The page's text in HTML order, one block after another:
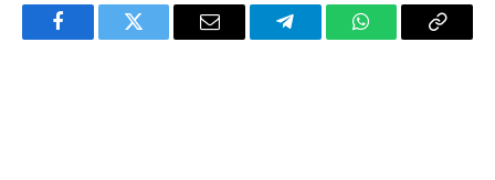
FacebookTwitter Email TelegramWhatsAppCopy